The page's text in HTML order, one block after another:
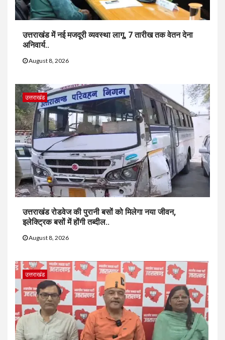
उत्तराखंड में नई मजदूरी व्यवस्था लागू, 7 तारीख तक वेतन देना
अनिवार्य..
August 8, 2026
उत्तराखंड
उत्तराखंड रोडवेज की पुरानी बसों को मिलेगा नया जीवन,
इलेक्ट्रिक बसों में होंगी तब्दील..
August 8, 2026
उत्तराखंड